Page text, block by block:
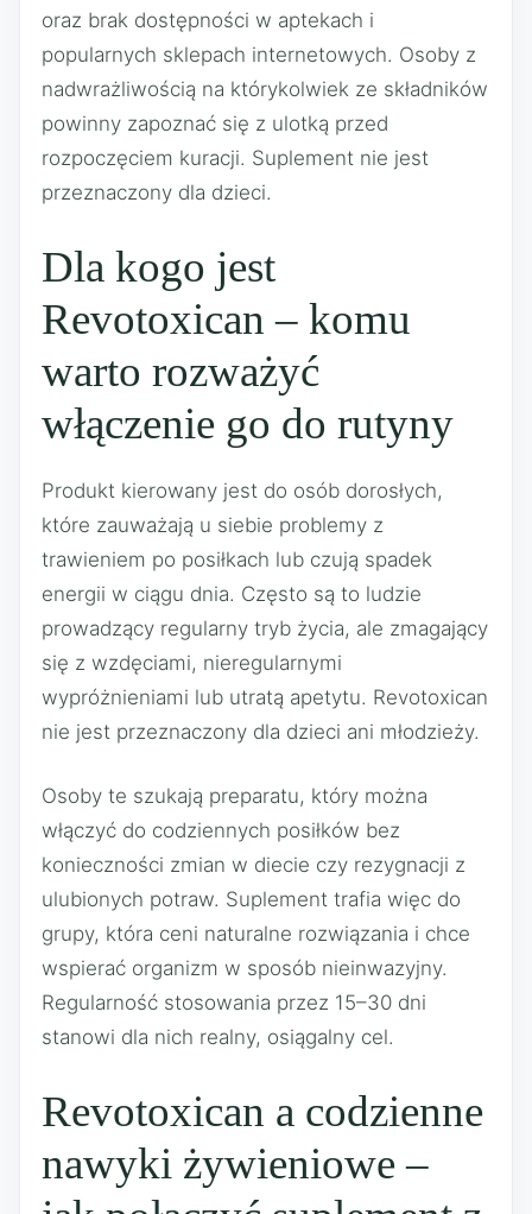
oraz brak dostępności w aptekach i
popularnych sklepach internetowych. Osoby z
nadwrażliwością na którykolwiek ze składników
powinny zapoznać się z ulotką przed
rozpoczęciem kuracji. Suplement nie jest
przeznaczony dla dzieci.
Dla kogo jest
Revotoxican – komu
warto rozważyć
włączenie go do rutyny
Produkt kierowany jest do osób dorosłych,
które zauważają u siebie problemy z
trawieniem po posiłkach lub czują spadek
energii w ciągu dnia. Często są to ludzie
prowadzący regularny tryb życia, ale zmagający
się z wzdęciami, nieregularnymi
wypróżnieniami lub utratą apetytu. Revotoxican
nie jest przeznaczony dla dzieci ani młodzieży.
Osoby te szukają preparatu, który można
włączyć do codziennych posiłków bez
konieczności zmian w diecie czy rezygnacji z
ulubionych potraw. Suplement trafia więc do
grupy, która ceni naturalne rozwiązania i chce
wspierać organizm w sposób nieinwazyjny.
Regularność stosowania przez 15–30 dni
stanowi dla nich realny, osiągalny cel.
Revotoxican a codzienne
nawyki żywieniowe –